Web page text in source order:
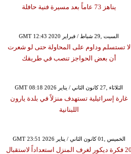
يناهز 73 عاماً بعد مسيرة فنية حافلة
GMT 12:43 2020 السبت ,29 شباط / فبراير
لا تستسلم وداوم على المحاولة حتى لو شعرت
أن بعض الحواجز تنصب في طريقك
GMT 08:18 2026 الثلاثاء ,27 كانون الثاني / يناير
غارة إسرائيلية تستهدف منزلاً في بلدة يارون
اللبنانية
GMT 23:51 2026 الخميس ,01 كانون الثاني / يناير
20 فكرة ديكور لغرف المنزل استعداداً لاستقبال